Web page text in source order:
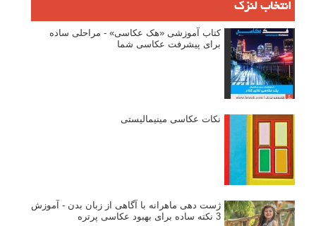
انتخاب لنزک
کتاب آموزشی «هک عکاسی» - مراحلی ساده
برای پیشرفت عکاسی شما
نکات عکاسی مینیمالیستی
ژست دهی ماهرانه با آگاهی از زبان بدن - آموزش
3 نکته ساده برای بهبود عکاسی پرتره